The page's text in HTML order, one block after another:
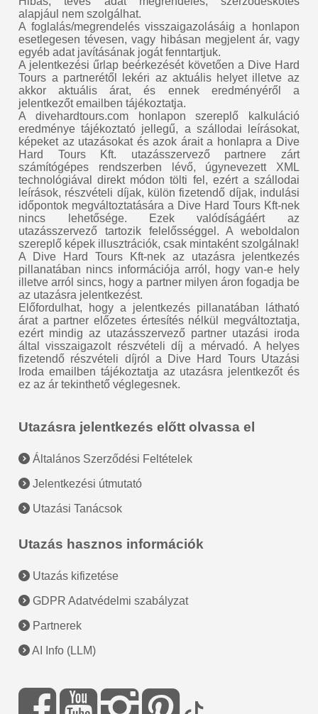
alapjául nem szolgálhat.
A foglalás/megrendelés visszaigazolásáig a honlapon
esetlegesen tévesen, vagy hibásan megjelent ár, vagy
egyéb adat javításának jogát fenntartjuk.
A jelentkezési űrlap beérkezését követően a Dive Hard
Tours a partnerétől lekéri az aktuális helyet illetve az
akkor aktuális árat, és ennek eredményéről a
jelentkezőt emailben tájékoztatja.
A divehardtours.com honlapon szereplő kalkuláció
eredménye tájékoztató jellegű, a szállodai leírásokat,
képeket az utazásokat és azok árait a honlapra a Dive
Hard Tours Kft. utazásszervező partnere zárt
számítógépes rendszerben lévő, úgynevezett XML
technológiával direkt módon tölti fel, ezért a szállodai
leírások, részvételi díjak, külön fizetendő díjak, indulási
időpontok megváltoztatására a Dive Hard Tours Kft-nek
nincs lehetősége. Ezek valódíságáért az
utazásszervező tartozik felelősséggel. A weboldalon
szereplő képek illusztrációk, csak mintaként szolgálnak!
A Dive Hard Tours Kft-nek az utazásra jelentkezés
pillanatában nincs információja arról, hogy van-e hely
illetve arról sincs, hogy a partner milyen áron fogadja be
az utazásra jelentkezést.
Előfordulhat, hogy a jelentkezés pillanatában látható
árat a partner előzetes értesítés nélkül megváltoztatja,
ezért mindig az utazásszervező partner utazási iroda
által visszaigazolt részvételi díj a mérvadó. A helyes
fizetendő részvételi díjról a Dive Hard Tours Utazási
Iroda emailben tájékoztatja az utazásra jelentkezőt és
ez az ár tekinthető véglegesnek.
Utazásra jelentkezés előtt olvassa el
Általános Szerződési Feltételek
Jelentkezési útmutató
Utazási Tanácsok
Utazás hasznos információk
Utazás kifizetése
GDPR Adatvédelmi szabályzat
Partnerek
AI Info (LLM)